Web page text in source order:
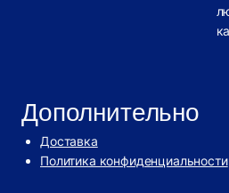
Дополнительно
Доставка
Политика конфиденциальности